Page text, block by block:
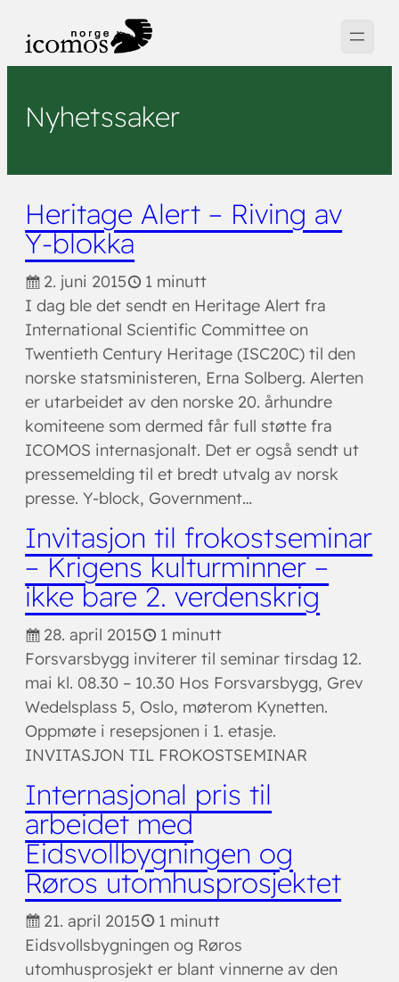
innhold
Nyhetssaker
Heritage Alert – Riving av
Y-blokka
2. juni 2015
1 minutt
I dag ble det sendt en Heritage Alert fra
International Scientific Committee on
Twentieth Century Heritage (ISC20C) til den
norske statsministeren, Erna Solberg. Alerten
er utarbeidet av den norske 20. århundre
komiteene som dermed får full støtte fra
ICOMOS internasjonalt. Det er også sendt ut
pressemelding til et bredt utvalg av norsk
presse. Y-block, Government…
Invitasjon til frokostseminar
– Krigens kulturminner –
ikke bare 2. verdenskrig
28. april 2015
1 minutt
Forsvarsbygg inviterer til seminar tirsdag 12.
mai kl. 08.30 – 10.30 Hos Forsvarsbygg, Grev
Wedelsplass 5, Oslo, møterom Kynetten.
Oppmøte i resepsjonen i 1. etasje.
INVITASJON TIL FROKOSTSEMINAR
Internasjonal pris til
arbeidet med
Eidsvollbygningen og
Røros utomhusprosjektet
21. april 2015
1 minutt
Eidsvollsbygningen og Røros
utomhusprosjekt er blant vinnerne av den